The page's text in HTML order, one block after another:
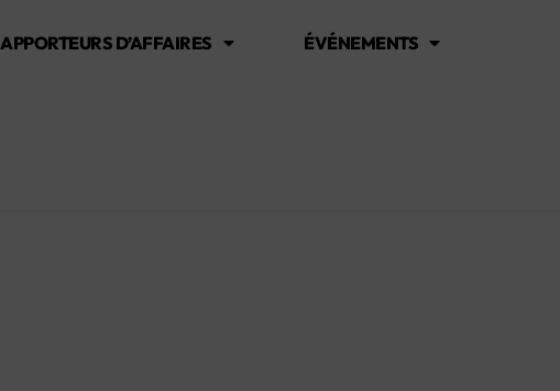
APPORTEURS D’AFFAIRES ÉVÉNEMENTS